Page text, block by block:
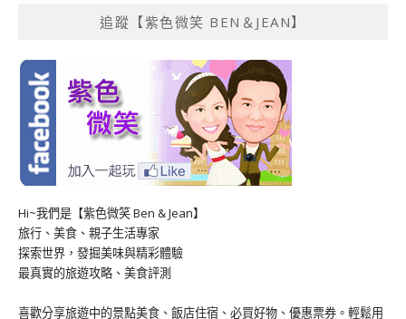
追蹤【紫色微笑 BEN＆JEAN】
Hi~我們是【紫色微笑 Ben & Jean】
旅行、美食、親子生活專家
探索世界，發掘美味與精彩體驗
最真實的旅遊攻略、美食評測
喜歡分享旅遊中的景點美食、飯店住宿、必買好物、優惠票券。輕鬆用